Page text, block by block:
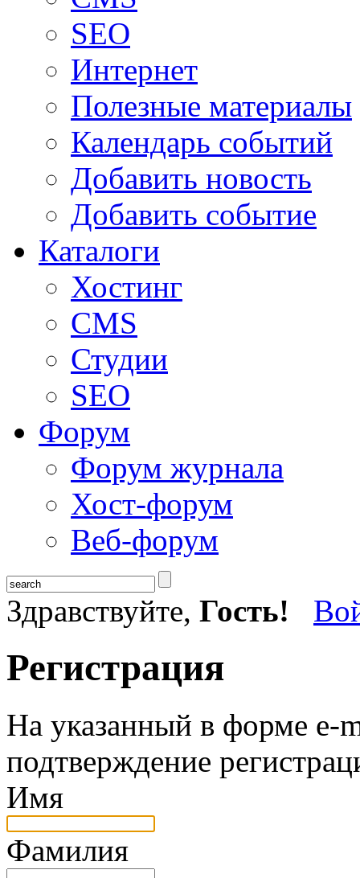
SEO
Интернет
Полезные материалы
Календарь событий
Добавить новость
Добавить событие
Каталоги
Хостинг
CMS
Студии
SEO
Форум
Форум журнала
Хост-форум
Веб-форум
Здравствуйте, Гость!
Регистрация
На указанный в форме e-
подтверждение
Имя
Фамилия